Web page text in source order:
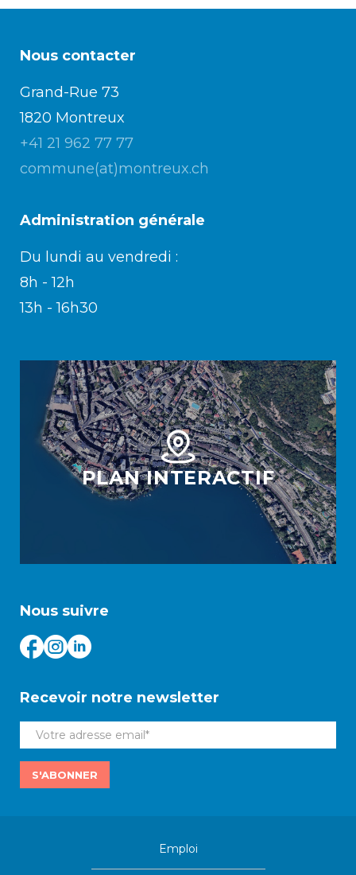
Achats
Annonces et demandes
Construction et travaux
Enfance/jeunesse
Mobilité
Population
Subventions, subsides, rabais
Nous contacter
Grand-Rue 73
1820 Montreux
+41 21 962 77 77
commune(at)montreux.ch
Administration générale
Du lundi au vendredi :
8h - 12h
13h - 16h30
PLAN INTERACTIF
Nous suivre
Recevoir notre newsletter
S'ABONNER
Emploi